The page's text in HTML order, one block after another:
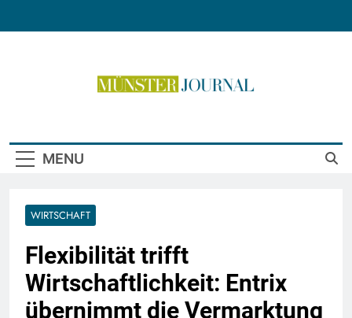
MENU
WIRTSCHAFT
Flexibilität trifft
Wirtschaftlichkeit: Entrix
übernimmt die Vermarktung